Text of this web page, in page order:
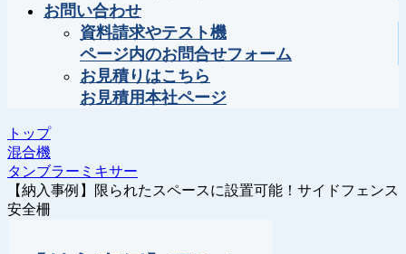
お問い合わせ
資料請求やテスト機
ページ内のお問合せフォーム
お見積りはこちら
お見積用本社ページ
トップ
混合機
タンブラーミキサー
【納入事例】限られたスペースに設置可能！サイドフェンス
安全柵